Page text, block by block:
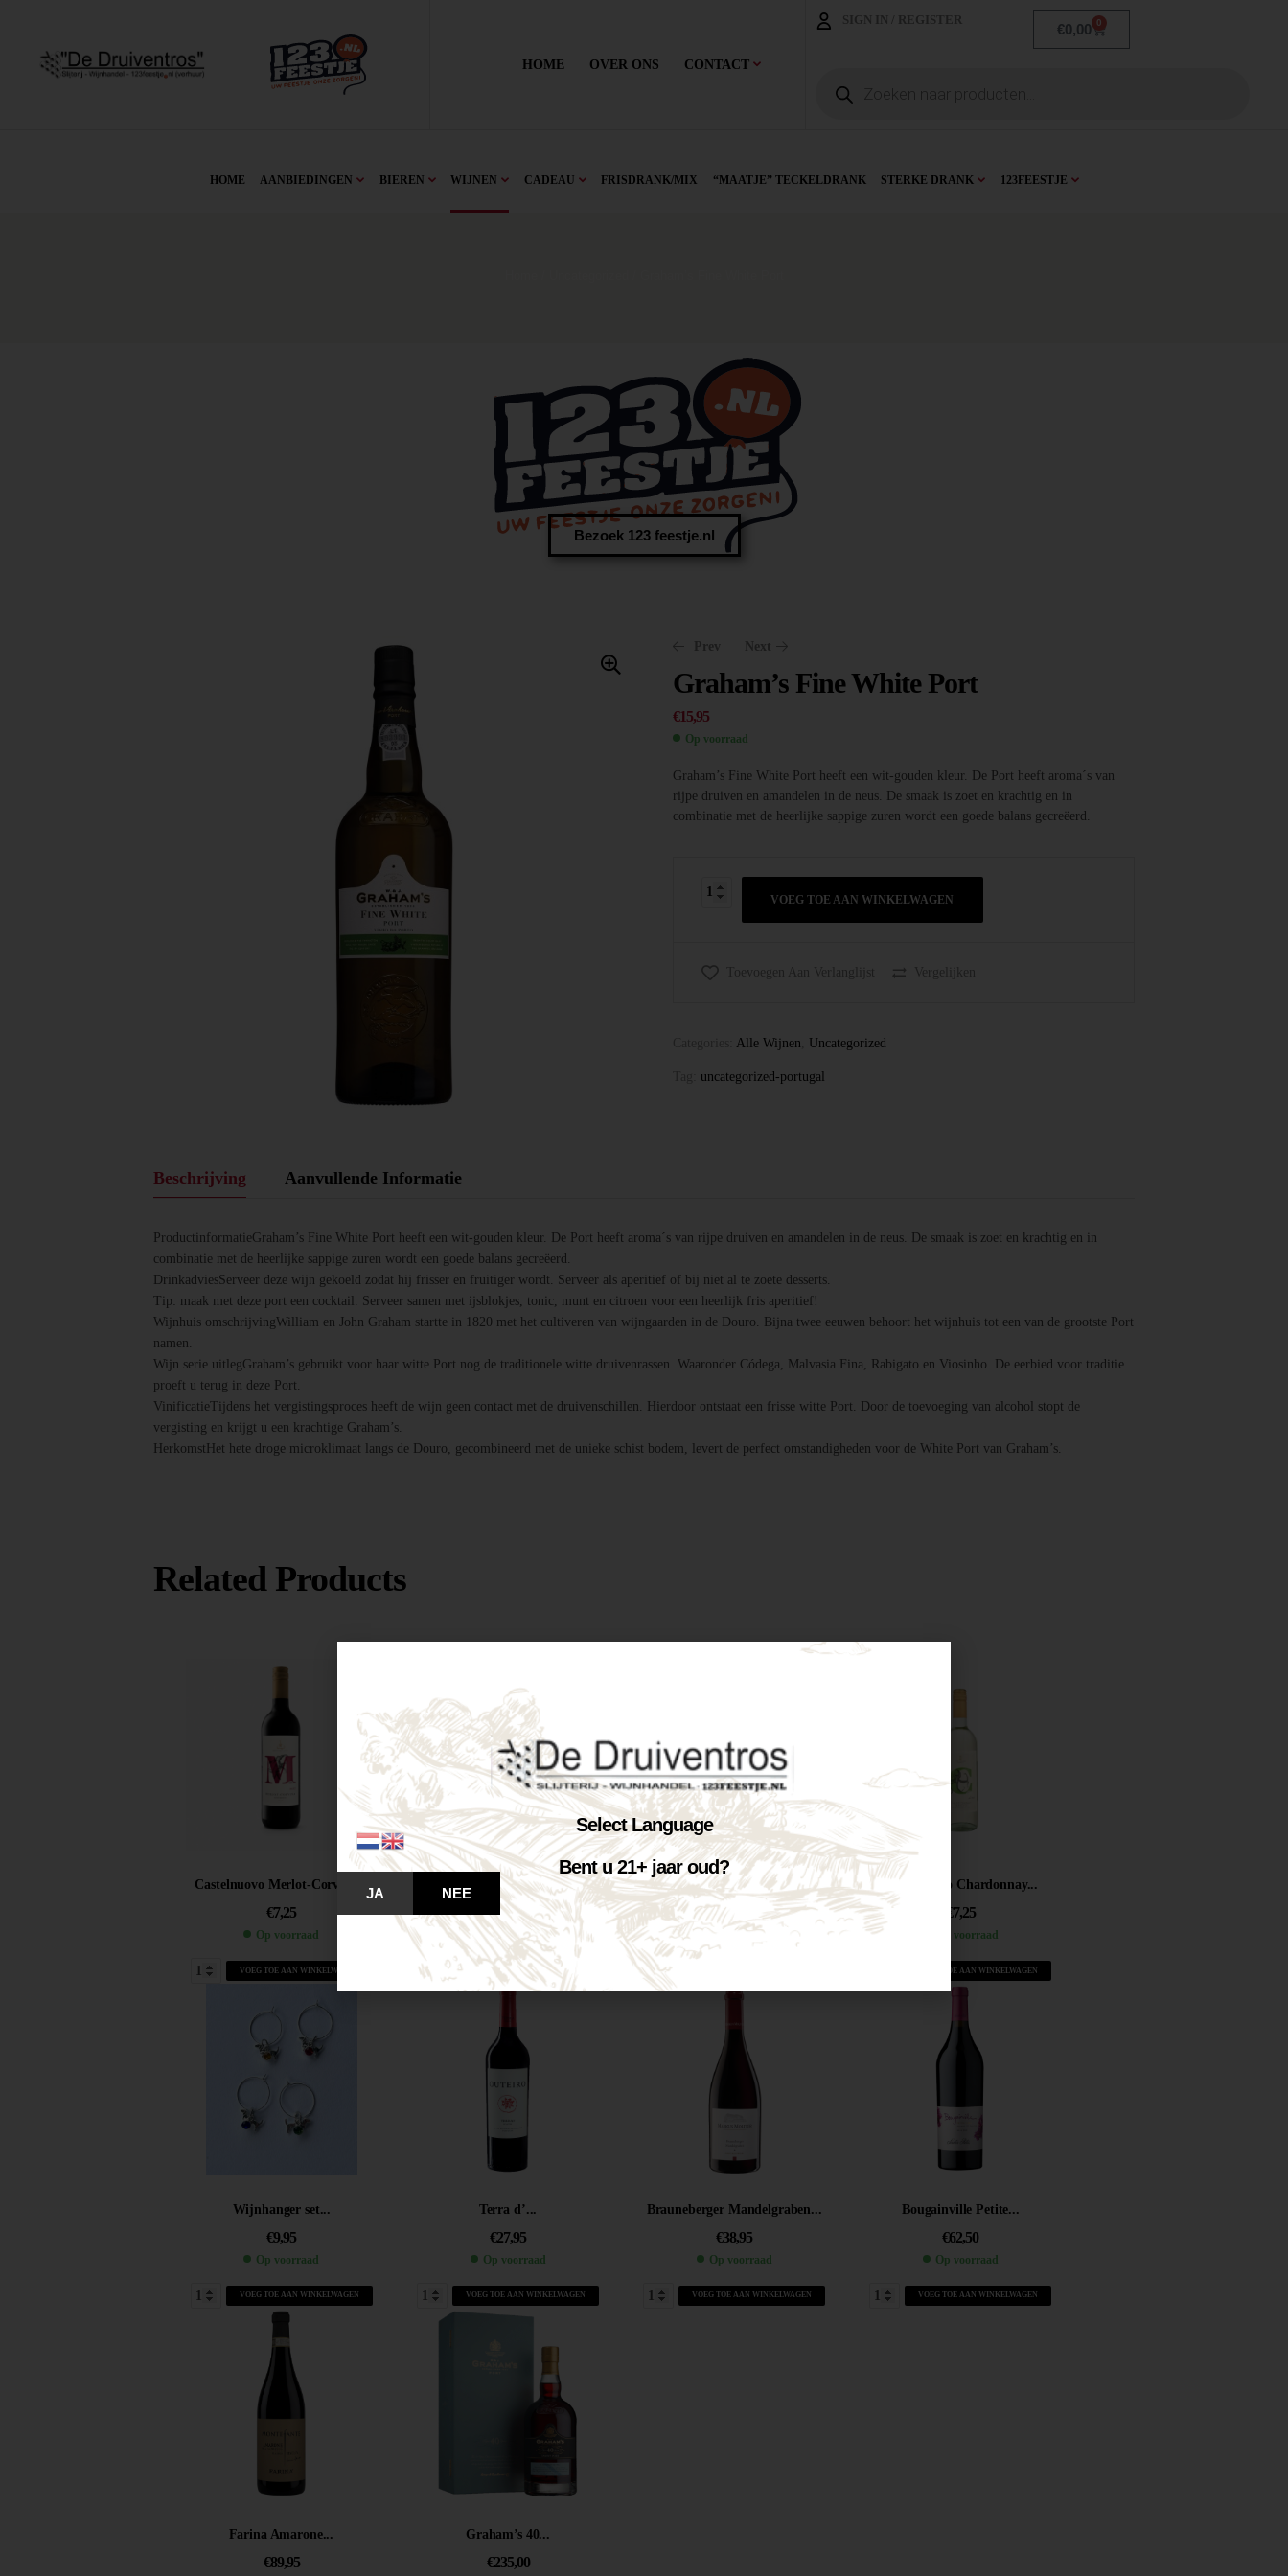
HOME OVER ONS CONTACT
SIGN IN / REGISTER
€0,00 0
HOME AANBIEDINGEN BIEREN WIJNEN CADEAU FRISDRANK/MIX “MAATJE” TECKELDRANK STERKE DRANK 123FEESTJE
Bezoek 123 feestje.nl
Prev Next
Graham’s Fine White Port
€15,95
Op voorraad
Graham’s Fine White Port heeft een wit-gouden kleur. De Port heeft aroma´s van
rijpe druiven en amandelen in de neus. De smaak is zoet en krachtig en in
combinatie met de heerlijke sappige zuren wordt een goede balans gecreëerd.
VOEG TOE AAN WINKELWAGEN
Toevoegen Aan Verlanglijst Vergelijken
Alle Wijnen Uncategorized
uncategorized-portugal
Beschrijving Aanvullende Informatie
ProductinformatieGraham’s Fine White Port heeft een wit-gouden kleur. De Port heeft aroma´s van rijpe druiven en amandelen in de neus. De smaak is zoet en krachtig en in
combinatie met de heerlijke sappige zuren wordt een goede balans gecreëerd.
DrinkadviesServeer deze wijn gekoeld zodat hij frisser en fruitiger wordt. Serveer als aperitief of bij niet al te zoete desserts.
Tip: maak met deze port een cocktail. Serveer samen met ijsblokjes, tonic, munt en citroen voor een heerlijk fris aperitief!
Wijnhuis omschrijvingWilliam en John Graham startte in 1820 met het cultiveren van wijngaarden in de Douro. Bijna twee eeuwen behoort het wijnhuis tot een van de grootste Port
namen.
Wijn serie uitlegGraham’s gebruikt voor haar witte Port nog de traditionele witte druivenrassen. Waaronder Códega, Malvasia Fina, Rabigato en Viosinho. De eerbied voor traditie
proeft u terug in deze Port.
VinificatieTijdens het vergistingsproces heeft de wijn geen contact met de druivenschillen. Hierdoor ontstaat een frisse witte Port. Door de toevoeging van alcohol stopt de
vergisting en krijgt u een krachtige Graham’s.
HerkomstHet hete droge microklimaat langs de Douro, gecombineerd met de unieke schist bodem, levert de perfect omstandigheden voor de White Port van Graham’s.
Related Products
Castelnuovo Merlot-Corvina...
€7,25
Op voorraad
VOEG TOE AAN WINKELWAGEN
Castelnuovo Pinot...
€7,25
Op voorraad
VOEG TOE AAN WINKELWAGEN
Castelnuovo Pinot...
€7,25
Op voorraad
Castelnuovo Chardonnay...
€7,25
Op voorraad
VOEG TOE AAN WINKELWAGEN
Wijnhanger set...
€9,95
Op voorraad
VOEG TOE AAN WINKELWAGEN
Terra d’...
€27,95
Op voorraad
VOEG TOE AAN WINKELWAGEN
Brauneberger Mandelgraben...
€38,95
Op voorraad
VOEG TOE AAN WINKELWAGEN
Bougainville Petite...
€62,50
Op voorraad
VOEG TOE AAN WINKELWAGEN
Farina Amarone...
€89,95
Graham’s 40...
€235,00
Select Language
Bent u 21+ jaar oud?
JA NEE